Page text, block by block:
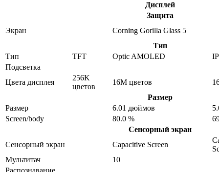
Дисплей
Защита
Экран
Corning Gorilla Glass 5
Тип
Тип
TFT Optic AMOLED
Подсветка
Цвета дисплея
256K
цветов
16M цветов
Размер
Размер
6.01 дюймов
Screen/body
80.0 %
Сенсорный экран
Сенсорный экран
Capacitive Screen
Мультитач
10